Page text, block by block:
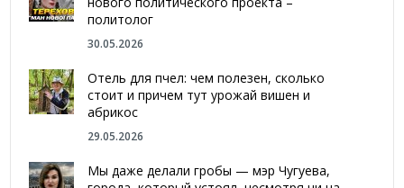
политолог
30.05.2026
Отель для пчел: чем полезен, сколько
стоит и причем тут урожай вишен и
абрикос
29.05.2026
Мы даже делали гробы — мэр Чугуева,